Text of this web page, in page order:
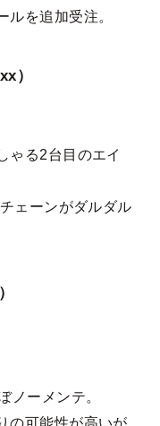
ルを追加受注。
）
ゃる2台目のエイ
ェーンがダルダル
ノーメンテ。
可能性が高いが、